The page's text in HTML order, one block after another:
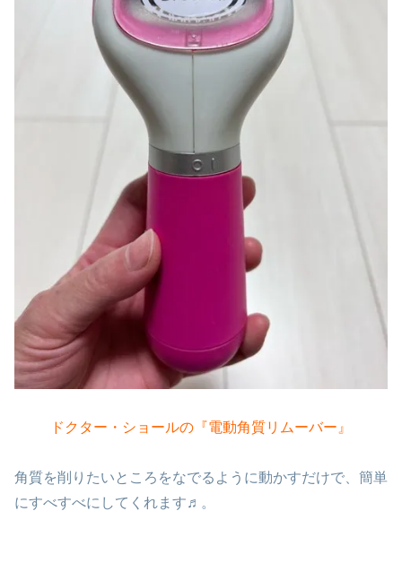
ドクター・ショールの『電動角質リムーバー』
角質を削りたいところをなでるように動かすだけで、簡単
にすべすべにしてくれます♬。